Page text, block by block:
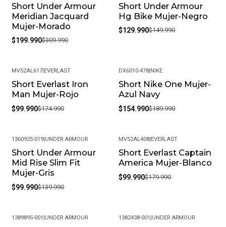
-35%
Short Under Armour
Meridian Jacquard
Mujer-Morado
$199.990$309.990
-13%
Short Under Armour
Hg Bike Mujer-Negro
$129.990$149.990
-43%
MV52AL617|EVERLAST
Short Everlast Iron
Man Mujer-Rojo
$99.990$174.990
-18%
DX6010-478|NIKE
Short Nike One Mujer-
Azul Navy
$154.990$189.990
-29%
1360925-019|UNDER ARMOUR
Short Under Armour
Mid Rise Slim Fit
Mujer-Gris
$99.990$139.990
-44%
MV52AL408|EVERLAST
Short Everlast Captain
America Mujer-Blanco
$99.990$179.990
1389895-001 |UNDER ARMOUR 1382438-001 |UNDER ARMOUR